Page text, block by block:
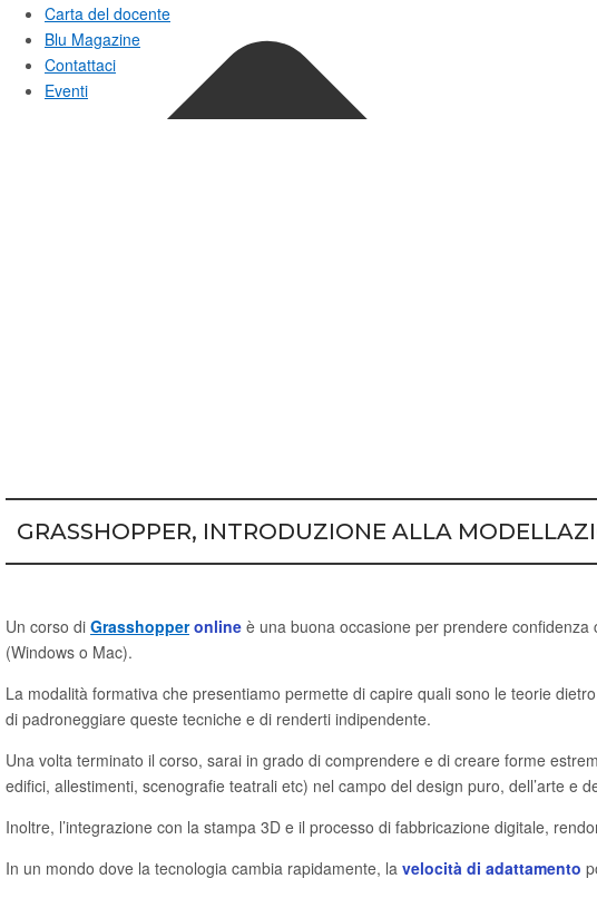
Carta del docente
Blu Magazine
Contattaci
Eventi
GRASSHOPPER, INTRODUZIONE ALLA
Un corso di Grasshopperonline è una buona occasione per prendere
(Windows o Mac).
La modalità formativa che presentiamo permette di capire quali sono le teorie
di padroneggiare queste tecniche e di renderti indipendente.
Una volta terminato il corso, sarai in grado di comprendere e di creare forme
edifici, allestimenti, scenografie teatrali etc) nel campo del design puro, dell’arte e
Inoltre, l’integrazione con la stampa 3D e il processo di fabbricazione digitale,
In un mondo dove la tecnologia cambia rapidamente, la velocità di adattamento